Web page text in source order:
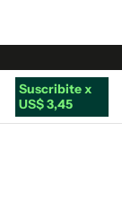
Suscribite x
US$ 3,45